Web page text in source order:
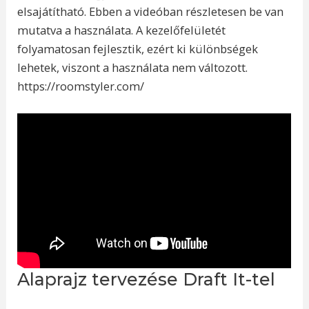
elsajátítható. Ebben a videóban részletesen be van
mutatva a használata. A kezelőfelületét
folyamatosan fejlesztik, ezért ki különbségek
lehetek, viszont a használata nem változott.
https://roomstyler.com/
Alaprajz tervezése Draft It-tel